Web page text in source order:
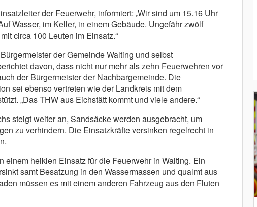
der Feuerwehr, informiert: „Wir sind um 15.16 Uhr
Wasser, im Keller, in einem Gebäude. Ungefähr zwölf
circa 100 Leuten im Einsatz.“
der Gemeinde Walting und selbst
davon, dass nicht nur mehr als zehn Feuerwehren vor
der Bürgermeister der Nachbargemeinde. Die
sei ebenso vertreten wie der Landkreis mit dem
„Das THW aus Eichstätt kommt und viele andere.“
steigt weiter an, Sandsäcke werden ausgebracht, um
zu verhindern. Die Einsatzkräfte versinken regelrecht in
einem heiklen Einsatz für die Feuerwehr in Walting. Ein
samt Besatzung in den Wassermassen und qualmt aus
müssen es mit einem anderen Fahrzeug aus den Fluten